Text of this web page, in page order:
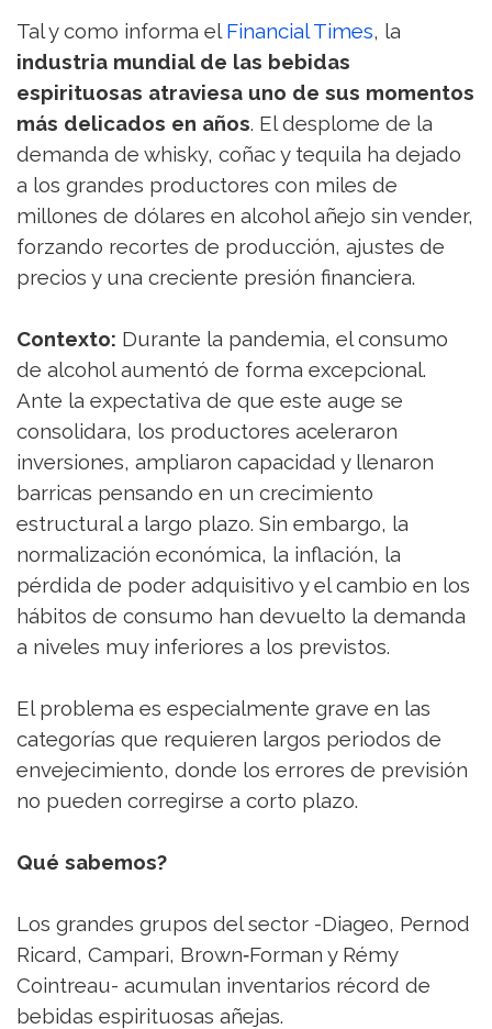
Tal y como informa el Financial Times, la
industria mundial de las bebidas
espirituosas atraviesa uno de sus momentos
más delicados en años. El desplome de la
demanda de whisky, coñac y tequila ha dejado
a los grandes productores con miles de
millones de dólares en alcohol añejo sin vender,
forzando recortes de producción, ajustes de
precios y una creciente presión financiera.
Contexto: Durante la pandemia, el consumo
de alcohol aumentó de forma excepcional.
Ante la expectativa de que este auge se
consolidara, los productores aceleraron
inversiones, ampliaron capacidad y llenaron
barricas pensando en un crecimiento
estructural a largo plazo. Sin embargo, la
normalización económica, la inflación, la
pérdida de poder adquisitivo y el cambio en los
hábitos de consumo han devuelto la demanda
a niveles muy inferiores a los previstos.
El problema es especialmente grave en las
categorías que requieren largos periodos de
envejecimiento, donde los errores de previsión
no pueden corregirse a corto plazo.
Qué sabemos?
Los grandes grupos del sector -Diageo, Pernod
Ricard, Campari, Brown‑Forman y Rémy
Cointreau- acumulan inventarios récord de
bebidas espirituosas añejas.